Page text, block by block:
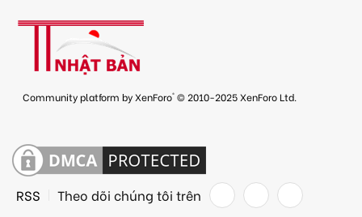
Community platform by XenForo® © 2010-2025 XenForo Ltd.
RSS Theo dõi chúng tôi trên